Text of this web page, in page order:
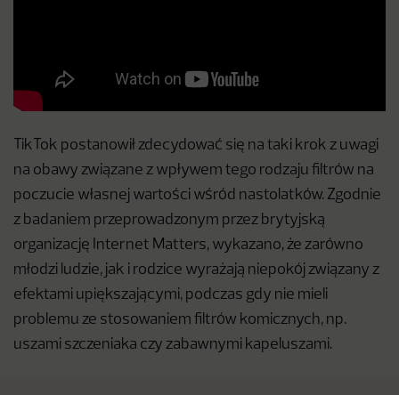
TikTok postanowił zdecydować się na taki krok z uwagi
na obawy związane z wpływem tego rodzaju filtrów na
poczucie własnej wartości wśród nastolatków. Zgodnie
z badaniem przeprowadzonym przez brytyjską
organizację Internet Matters, wykazano, że zarówno
młodzi ludzie, jak i rodzice wyrażają niepokój związany z
efektami upiększającymi, podczas gdy nie mieli
problemu ze stosowaniem filtrów komicznych, np.
uszami szczeniaka czy zabawnymi kapeluszami.